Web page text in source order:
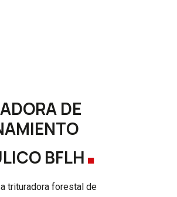
DE
BFLH.
trituradora forestal de